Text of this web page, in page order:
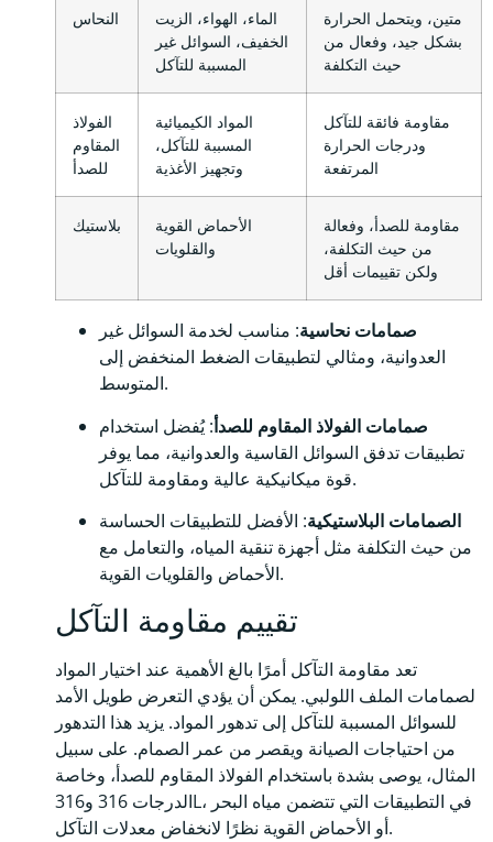
النحاس
الماء، الهواء، الزيت
الخفيف، السوائل غير
المسببة للتآكل
متين، ويتحمل الحرارة
بشكل جيد، وفعال من
حيث التكلفة
الفولاذ
المقاوم
للصدأ
المواد الكيميائية
المسببة للتآكل،
وتجهيز الأغذية
مقاومة فائقة للتآكل
ودرجات الحرارة
المرتفعة
بلاستيك
الأحماض القوية
والقلويات
مقاومة للصدأ، وفعالة
من حيث التكلفة،
ولكن تقييمات أقل
صمامات نحاسية: مناسب لخدمة السوائل غير
العدوانية، ومثالي لتطبيقات الضغط المنخفض إلى
المتوسط.
صمامات الفولاذ المقاوم للصدأ: يُفضل استخدام
تطبيقات تدفق السوائل القاسية والعدوانية، مما يوفر
قوة ميكانيكية عالية ومقاومة للتآكل.
الصمامات البلاستيكية: الأفضل للتطبيقات الحساسة
من حيث التكلفة مثل أجهزة تنقية المياه، والتعامل مع
الأحماض والقلويات القوية.
تقييم مقاومة التآكل
تعد مقاومة التآكل أمرًا بالغ الأهمية عند اختيار المواد
لصمامات الملف اللولبي. يمكن أن يؤدي التعرض طويل الأمد
للسوائل المسببة للتآكل إلى تدهور المواد. يزيد هذا التدهور
من احتياجات الصيانة ويقصر من عمر الصمام. على سبيل
المثال، يوصى بشدة باستخدام الفولاذ المقاوم للصدأ، وخاصة
الدرجات 316 و316L، في التطبيقات التي تتضمن مياه البحر
أو الأحماض القوية نظرًا لانخفاض معدلات التآكل.